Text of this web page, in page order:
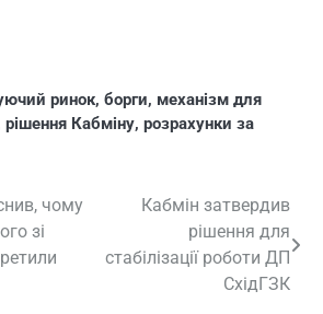
ринок, борги, механізм для
рішення Кабміну, розрахунки за
чому
зі
Кабмін затвердив
рішення для
стабілізації роботи ДП
СхідГЗК